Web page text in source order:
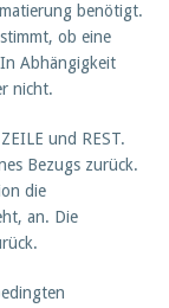
benötigt.
ob eine
Abhängigkeit
nicht.
und REST.
Bezugs zurück.
die
an. Die